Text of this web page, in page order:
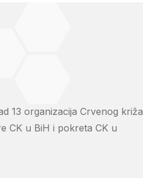
13 organizacija Crvenog križa
CK u BiH i pokreta CK u